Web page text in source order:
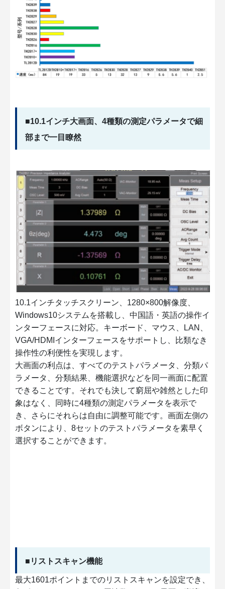
■10.1インチ大画面、4種類の測定パラメータで細
部まで一目瞭然
10.1インチタッチスクリーン、1280×800解像度、
Windows10システムを搭載し、中国語・英語の操作イ
ンターフェースに対応。キーボード、マウス、LAN、
VGA/HDMIインターフェースをサポートし、比類なき
操作性の利便性を実現します。
大画面の利点は、すべてのテストパラメータ、分類パ
ラメータ、分類結果、機能選択などを同一画面に配置
できることです。それでも決して窮屈や雑然とした印
象はなく、同時に4種類の測定パラメータを表示で
き、さらにそれらは自由に調整可能です。画面左側の
ボタンにより、8セットのテストパラメータを素早く
選択することができます。
■リストスキャン機能
最大1601ポイントまでのリストスキャンを設定でき、